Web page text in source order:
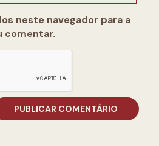
neste navegador para a
comentar.